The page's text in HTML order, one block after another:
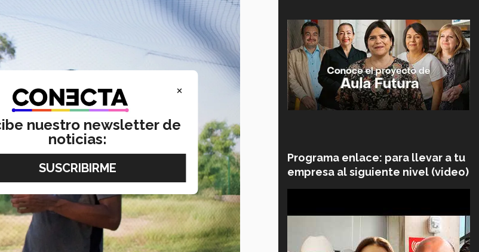
Programa enlace: para llevar a tu
empresa al siguiente nivel (video)
×
nuestro newsletter de
noticias: